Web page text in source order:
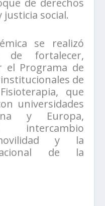
de derechos
social.
se realizó
fortalecer,
el Programa de
de
que
universidades
y Europa,
intercambio
y la
de la